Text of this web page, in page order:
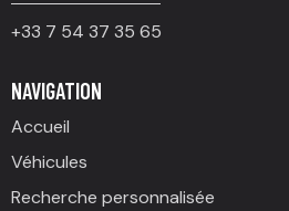
+33 7 54 37 35 65
NAVIGATION
Accueil
Véhicules
Recherche personnalisée